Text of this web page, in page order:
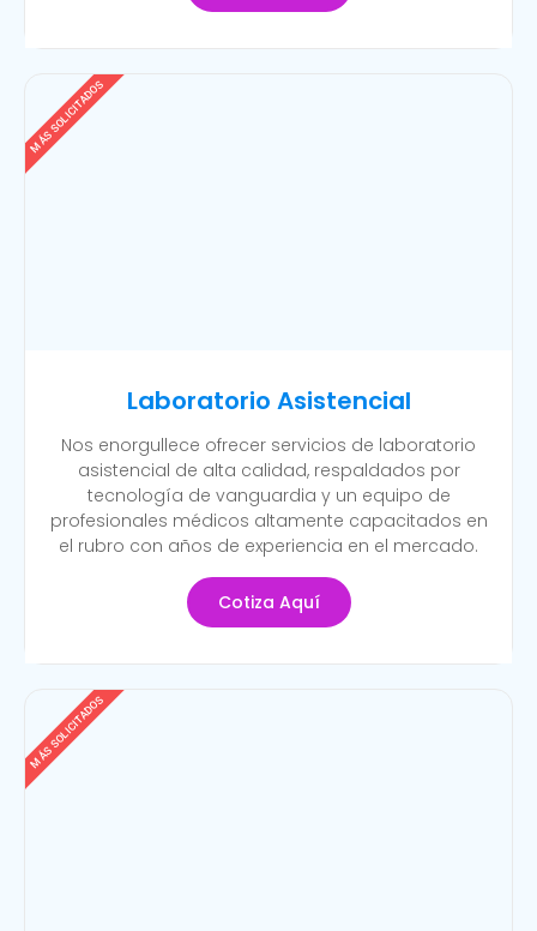
Laboratorio Asistencial
Nos enorgullece ofrecer servicios de laboratorio
asistencial de alta calidad, respaldados por
tecnología de vanguardia y un equipo de
profesionales médicos altamente capacitados en
el rubro con años de experiencia en el mercado.
Cotiza Aquí
MÁS SOLICITADOS
MÁS SOLICITADOS